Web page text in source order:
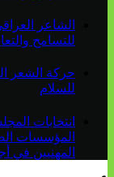
الشاعر
للتسامح
حركة الشعر
للسلام
انتخابات
المؤسسات
المهنيين في أجل